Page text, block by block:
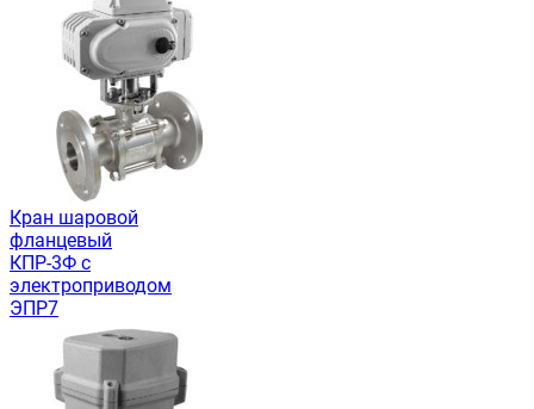
Кран шаровой
фланцевый
КПР-3Ф с
электроприводом
ЭПР7